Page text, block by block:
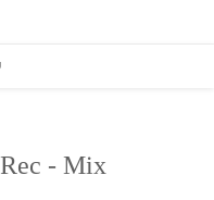
- Mix